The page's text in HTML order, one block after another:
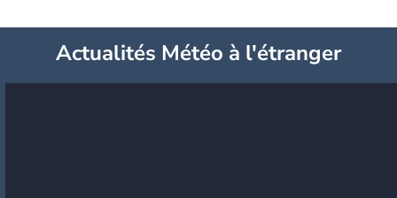
Actualités Météo à l'étranger